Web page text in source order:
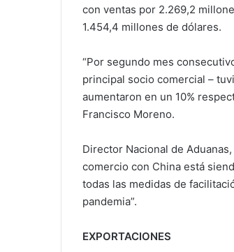
con ventas por 2.269,2
1.454,4 millones de dólares.
“Por segundo mes
principal socio comercial –
aumentaron en un 10%
Francisco Moreno.
Director Nacional de
comercio con China está
todas las medidas de
pandemia”.
EXPORTACIONES